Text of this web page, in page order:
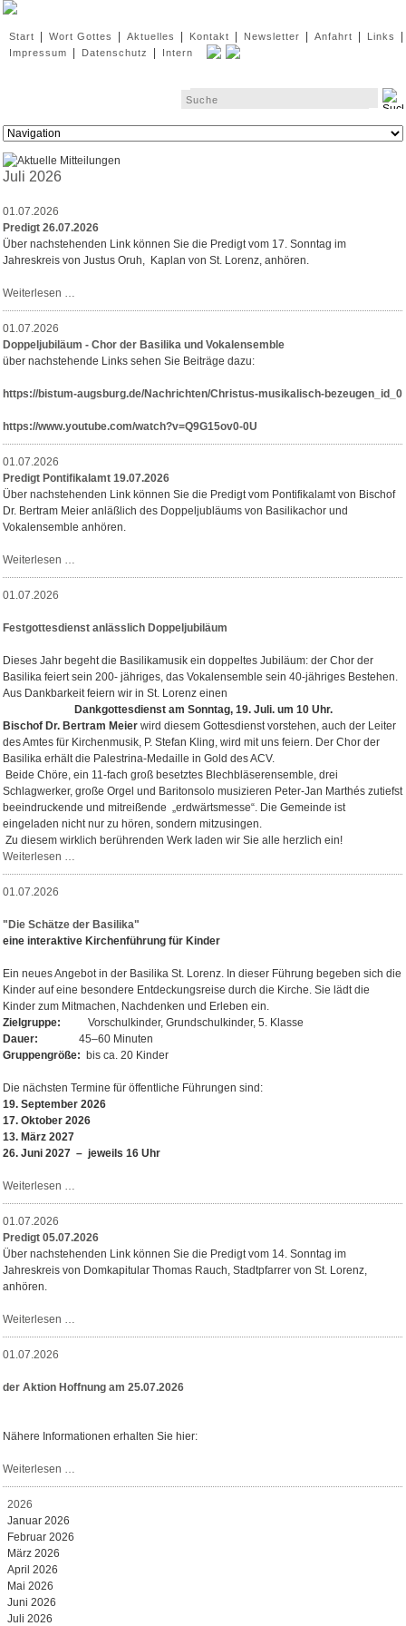
überspringen
Start Wort Gottes Aktuelles Kontakt Newsletter Anfahrt Links
Impressum Datenschutz Intern
Zielseite
Juli 2026
01.07.2026
Predigt 26.07.2026
Über nachstehenden Link können Sie die Predigt vom 17. Sonntag im
Jahreskreis von Justus Oruh, Kaplan von St. Lorenz, anhören.
Weiterlesen …
26.07.2026
01.07.2026
Doppeljubiläum - Chor der Basilika und Vokalensemble
über nachstehende Links sehen Sie Beiträge dazu:
https://bistum-augsburg.de/Nachrichten/Christus-musikalisch-bezeugen_id_0
https://www.youtube.com/watch?v=Q9G15ov0-0U
01.07.2026
Predigt Pontifikalamt 19.07.2026
Über nachstehenden Link können Sie die Predigt vom Pontifikalamt von Bischof
Dr. Bertram Meier anläßlich des Doppeljubläums von Basilikachor und
Vokalensemble anhören.
Weiterlesen …
Pontifikalamt
01.07.2026
Festgottesdienst anlässlich Doppeljubiläum
Dieses Jahr begeht die Basilikamusik ein doppeltes Jubiläum: der Chor der
Basilika feiert sein 200- jähriges, das Vokalensemble sein 40-jähriges Bestehen.
Aus Dankbarkeit feiern wir in St. Lorenz einen
Dankgottesdienst am Sonntag, 19. Juli. um 10 Uhr.
Bischof Dr. Bertram Meier wird diesem Gottesdienst vorstehen, auch der Leiter
des Amtes für Kirchenmusik, P. Stefan Kling, wird mit uns feiern. Der Chor der
Basilika erhält die Palestrina-Medaille in Gold des ACV.
Beide Chöre, ein 11-fach groß besetztes Blechbläserensemble, drei
Schlagwerker, große Orgel und Baritonsolo musizieren Peter-Jan Marthés zutiefst
beeindruckende und mitreißende „erdwärtsmesse“. Die Gemeinde ist
eingeladen nicht nur zu hören, sondern mitzusingen.
Zu diesem wirklich berührenden Werk laden wir Sie alle herzlich ein!
Weiterlesen …
anlässlich
01.07.2026
"Die Schätze der Basilika"
eine interaktive Kirchenführung für Kinder
Ein neues Angebot in der Basilika St. Lorenz. In dieser Führung begeben sich die
Kinder auf eine besondere Entdeckungsreise durch die Kirche. Sie lädt die
Kinder zum Mitmachen, Nachdenken und Erleben ein.
Zielgruppe: Vorschulkinder, Grundschulkinder, 5. Klasse
Dauer: 45–60 Minuten
Gruppengröße: bis ca. 20 Kinder
Die nächsten Termine für öffentliche Führungen sind:
19. September 2026
17. Oktober 2026
13. März 2027
26. Juni 2027 – jeweils 16 Uhr
Weiterlesen …
Schätze
Basilika"
01.07.2026
Predigt 05.07.2026
Über nachstehenden Link können Sie die Predigt vom 14. Sonntag im
Jahreskreis von Domkapitular Thomas Rauch, Stadtpfarrer von St. Lorenz,
anhören.
Weiterlesen …
05.07.2026
01.07.2026
der Aktion Hoffnung am 25.07.2026
Nähere Informationen erhalten Sie hier:
Weiterlesen …
Aktion
2026
Januar 2026
Februar 2026
März 2026
April 2026
Mai 2026
Juni 2026
Juli 2026